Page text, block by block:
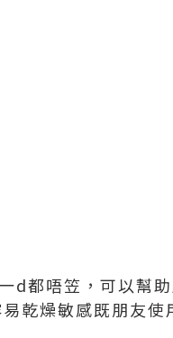
d都唔笠，可以幫
乾燥敏感既朋友使